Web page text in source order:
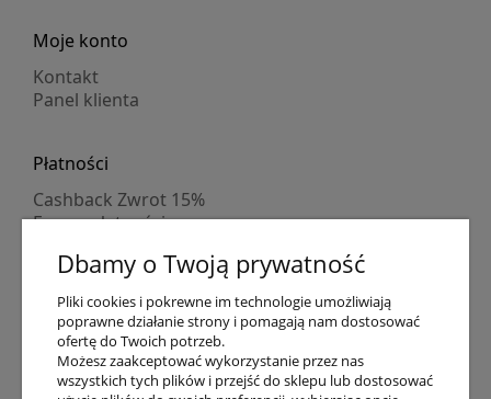
Moje konto
Kontakt
Panel klienta
Płatności
Cashback Zwrot 15%
Formy płatności
Numer konta
PayPo kupujesz, nie płacisz
Progi rabatowe
Promocje
Dbamy o Twoją prywatność
Pliki cookies i pokrewne im technologie umożliwiają
poprawne działanie strony i pomagają nam dostosować
ofertę do Twoich potrzeb.
Możesz zaakceptować wykorzystanie przez nas
wszystkich tych plików i przejść do sklepu lub dostosować